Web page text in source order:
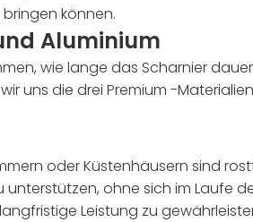
können.
Aluminium
wie lange das Scharnier
uns die drei Premium -
oder Küstenhäusern sind
ohne sich im Laufe
Leistung zu